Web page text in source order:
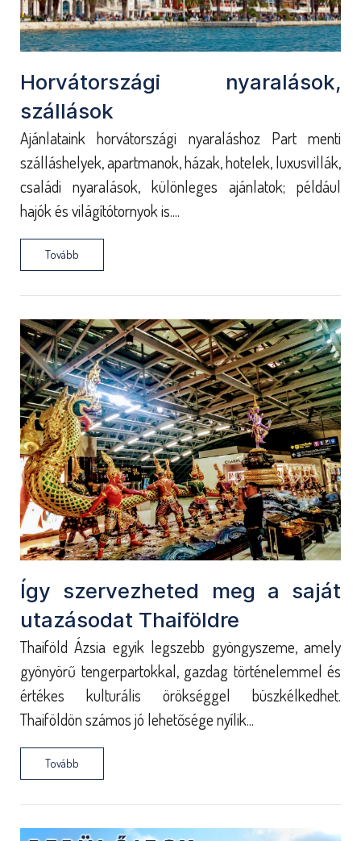
Horvátországi nyaralások,
szállások
Ajánlataink horvátországi nyaraláshoz Part menti
szálláshelyek, apartmanok, házak, hotelek, luxusvillák,
családi nyaralások, különleges ajánlatok; például
hajók és világítótornyok is....
Tovább
Így szervezheted meg a saját
utazásodat Thaiföldre
Thaiföld Ázsia egyik legszebb gyöngyszeme, amely
gyönyörű tengerpartokkal, gazdag történelemmel és
értékes kulturális örökséggel büszkélkedhet.
Thaiföldön számos jó lehetősége nyílik...
Tovább